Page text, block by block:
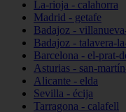
La-rioja - calahorra
Madrid - getafe
Badajoz -
Badajoz - talavera-
Barcelona - el-prat-
Asturias - san-
Alicante - elda
Sevilla - écija
Tarragona - calafell